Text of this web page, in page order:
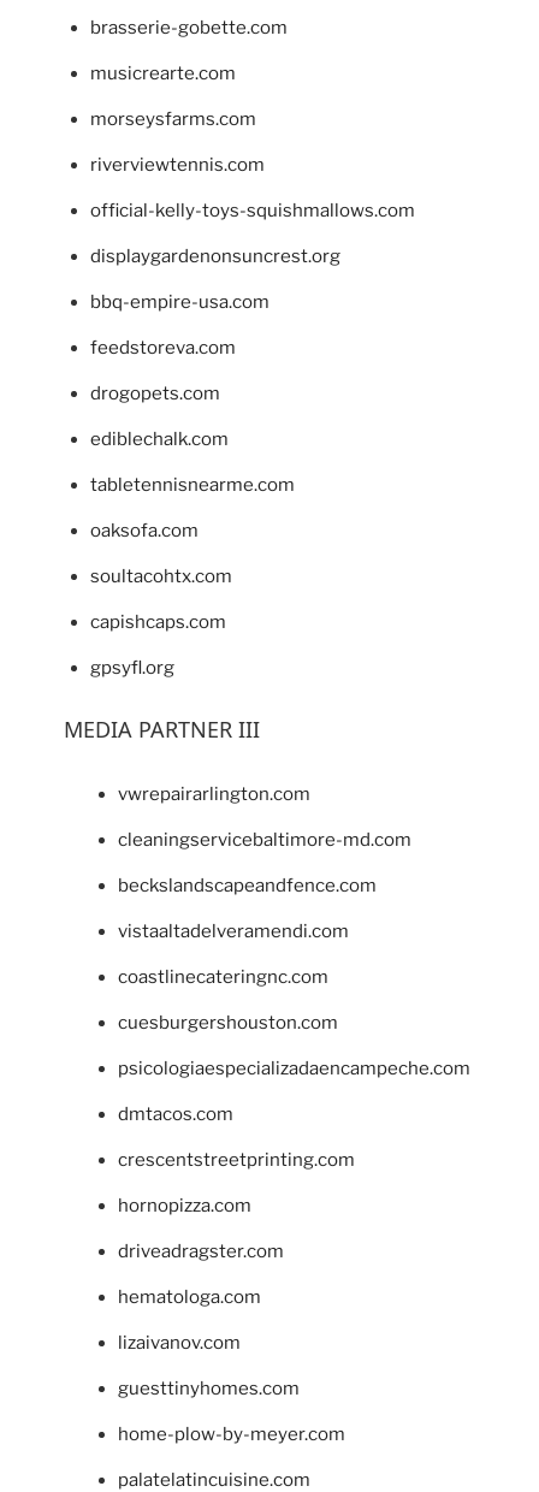
brasserie-gobette.com
musicrearte.com
morseysfarms.com
riverviewtennis.com
official-kelly-toys-squishmallows.com
displaygardenonsuncrest.org
bbq-empire-usa.com
feedstoreva.com
drogopets.com
ediblechalk.com
tabletennisnearme.com
oaksofa.com
soultacohtx.com
capishcaps.com
gpsyfl.org
MEDIA PARTNER III
vwrepairarlington.com
cleaningservicebaltimore-md.com
beckslandscapeandfence.com
vistaaltadelveramendi.com
coastlinecateringnc.com
cuesburgershouston.com
psicologiaespecializadaencampeche.com
dmtacos.com
crescentstreetprinting.com
hornopizza.com
driveadragster.com
hematologa.com
lizaivanov.com
guesttinyhomes.com
home-plow-by-meyer.com
palatelatincuisine.com